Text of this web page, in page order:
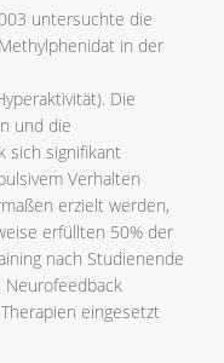
untersuchte die
in der
Die
und die
sich signifikant
Verhalten
erzielt werden,
erfüllten 50% der
nach Studienende
Neurofeedback
eingesetzt